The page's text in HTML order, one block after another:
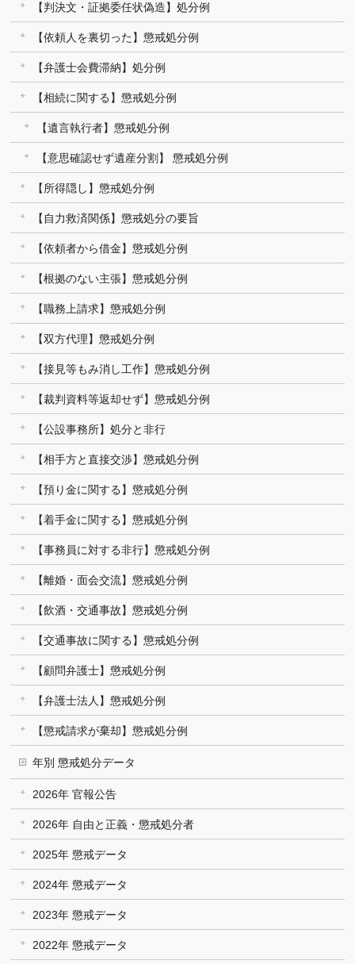
【判決文・証拠委任状偽造】処分例
【依頼人を裏切った】懲戒処分例
【弁護士会費滞納】処分例
【相続に関する】懲戒処分例
【遺言執行者】懲戒処分例
【意思確認せず遺産分割】 懲戒処分例
【所得隠し】懲戒処分例
【自力救済関係】懲戒処分の要旨
【依頼者から借金】懲戒処分例
【根拠のない主張】懲戒処分例
【職務上請求】懲戒処分例
【双方代理】懲戒処分例
【接見等もみ消し工作】懲戒処分例
【裁判資料等返却せず】懲戒処分例
【公設事務所】処分と非行
【相手方と直接交渉】懲戒処分例
【預り金に関する】懲戒処分例
【着手金に関する】懲戒処分例
【事務員に対する非行】懲戒処分例
【離婚・面会交流】懲戒処分例
【飲酒・交通事故】懲戒処分例
【交通事故に関する】懲戒処分例
【顧問弁護士】懲戒処分例
【弁護士法人】懲戒処分例
【懲戒請求が棄却】懲戒処分例
年別 懲戒処分データ
2026年 官報公告
2026年 自由と正義・懲戒処分者
2025年 懲戒データ
2024年 懲戒データ
2023年 懲戒データ
2022年 懲戒データ